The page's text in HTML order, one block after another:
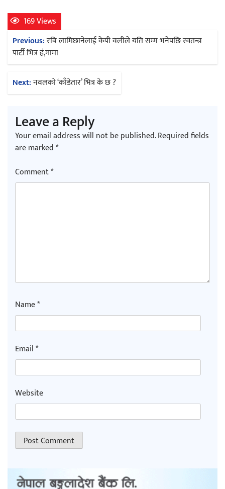
169 Views
Post
navigation
Previous:रबि लामिछानेलाई केपी वलीले यति सम्म भनेपछि स्वतन्त्र
पार्टी भित्र हं,गामा
Next:नवलको ‘काँडेतार’ भित्र के छ ?
Leave a Reply
Your email address will not be published.Required fields
are marked*
Comment*
Name*
Email*
Website